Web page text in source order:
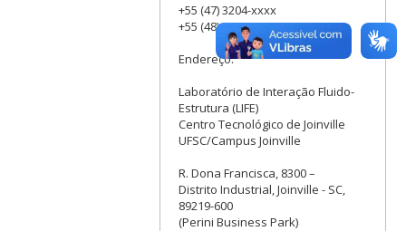
+55 (47) 3204-xxxx
+55 (48) 3721-xxxx
Endereço:
Laboratório de Interação Fluido-
Estrutura (LIFE)
Centro Tecnológico de Joinville
UFSC/Campus Joinville
R. Dona Francisca, 8300 –
Distrito Industrial, Joinville - SC,
89219-600
(Perini Business Park)